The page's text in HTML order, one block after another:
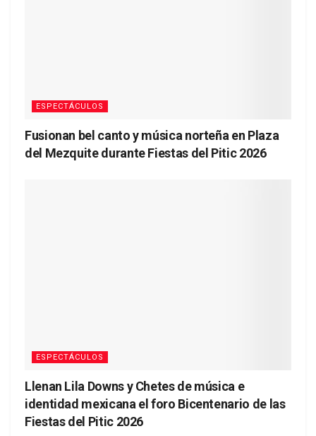
ESPECTÁCULOS
Fusionan bel canto y música norteña en Plaza
del Mezquite durante Fiestas del Pitic 2026
ESPECTÁCULOS
Llenan Lila Downs y Chetes de música e
identidad mexicana el foro Bicentenario de las
Fiestas del Pitic 2026